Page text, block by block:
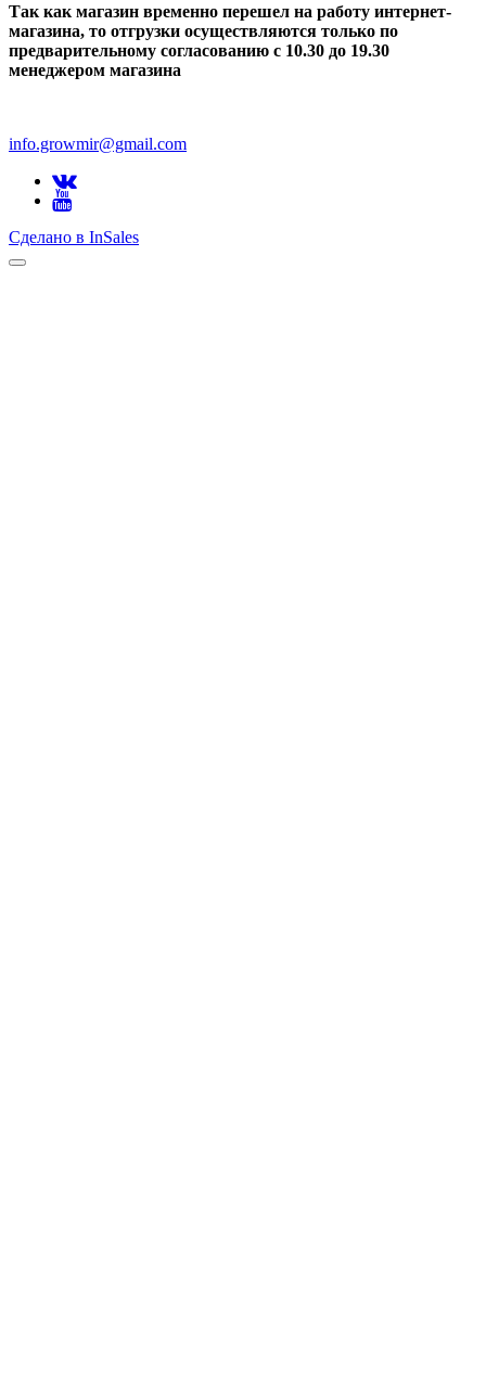
Так как магазин временно перешел на работу интернет-
магазина, то отгрузки осуществляются только по
предварительному согласованию с 10.30 до 19.30
менеджером магазина
info.growmir@gmail.com
Сделано в InSales